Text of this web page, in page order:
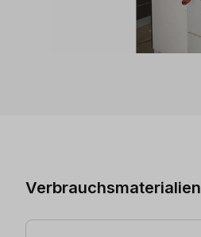
Verbrauchsmaterialien